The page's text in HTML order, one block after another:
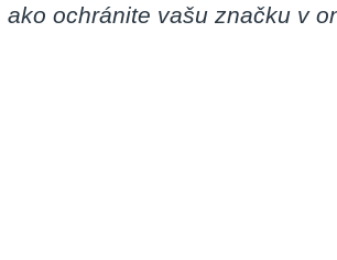
ochránite vašu značku v